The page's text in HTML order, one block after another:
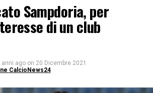
Sampdoria, per
di un club
anni ago on 20 Dicembre 2021
CalcioNews24